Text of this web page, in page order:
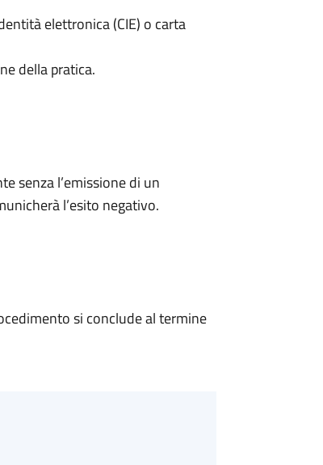
elettronica (CIE) o carta
della pratica.
senza l’emissione di un
l’esito negativo.
si conclude al termine